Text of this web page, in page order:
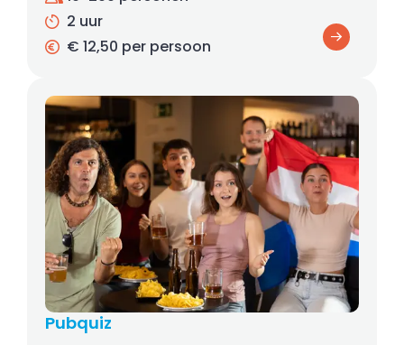
2 uur
€ 12,50 per persoon
Pubquiz